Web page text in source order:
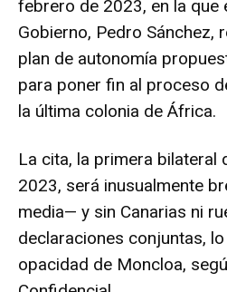
febrero de 2023, en la que
Gobierno, Pedro Sánchez,
plan de autonomía
para poner fin al proceso
la última colonia de África.
La cita, la primera bilateral
2023, será inusualmente
media— y sin Canarias ni
declaraciones conjuntas,
opacidad de Moncloa,